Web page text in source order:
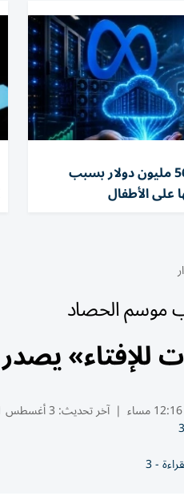
تغريم ميتا 567 مليون دولار بسبب
على الأطفال
موسم الحصاد
للإفتاء»
| آخر تحديث: 3 أغسطس 12:31 2026
- 3